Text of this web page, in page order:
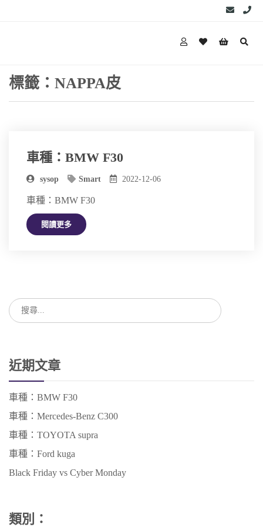
標籤：NAPPA皮
車種：BMW F30
sysop Smart 2022-12-06
車種：BMW F30
閱讀更多
近期文章
車種：BMW F30
車種：Mercedes-Benz C300
車種：TOYOTA supra
車種：Ford kuga
Black Friday vs Cyber Monday
類別：